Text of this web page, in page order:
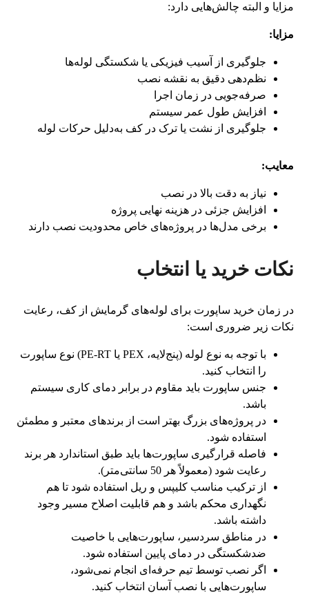
مزایا و البته چالش‌هایی دارد:
مزایا:
جلوگیری از آسیب فیزیکی یا شکستگی لوله‌ها
نظم‌دهی دقیق به نقشه نصب
صرفه‌جویی در زمان اجرا
افزایش طول عمر سیستم
جلوگیری از نشت یا ترک در کف به‌دلیل حرکات لوله
معایب:
نیاز به دقت بالا در نصب
افزایش جزئی در هزینه نهایی پروژه
برخی مدل‌ها در پروژه‌های خاص محدودیت نصب دارند
نکات خرید یا انتخاب
در زمان خرید ساپورت برای لوله‌های گرمایش از کف، رعایت
نکات زیر ضروری است:
با توجه به نوع لوله (پنج‌لایه، PEX یا PE-RT) نوع ساپورت
را انتخاب کنید.
جنس ساپورت باید مقاوم در برابر دمای کاری سیستم
باشد.
در پروژه‌های بزرگ بهتر است از برندهای معتبر و مطمئن
استفاده شود.
فاصله قرارگیری ساپورت‌ها باید طبق استاندارد هر برند
رعایت شود (معمولاً هر 50 سانتی‌متر).
از ترکیب مناسب کلیپس و ریل استفاده شود تا هم
نگهداری محکم باشد و هم قابلیت اصلاح مسیر وجود
داشته باشد.
در مناطق سردسیر، ساپورت‌هایی با خاصیت
ضدشکستگی در دمای پایین استفاده شود.
اگر نصب توسط تیم حرفه‌ای انجام نمی‌شود،
ساپورت‌هایی با نصب آسان انتخاب کنید.